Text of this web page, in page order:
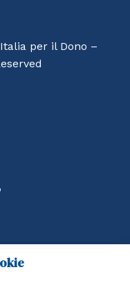
per il Dono –